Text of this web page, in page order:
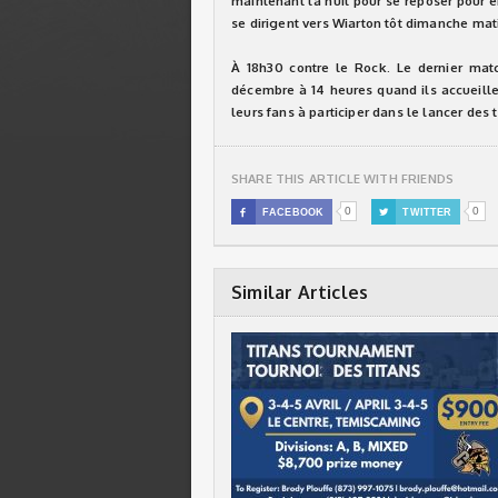
se dirigent vers Wiarton tôt dimanche
À 18h30 contre le Rock. Le dernier
décembre à 14 heures quand ils
leurs fans à participer dans le lancer des
SHARE THIS ARTICLE WITH FRIENDS
 FACEBOOK 0  TWITTER 0
Similar Articles